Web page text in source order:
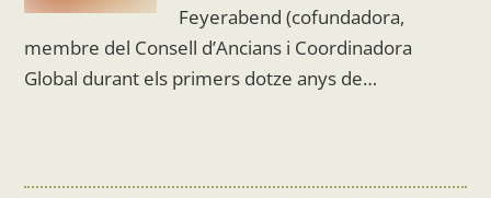
Feyerabend (cofundadora,
membre del Consell d’Ancians i Coordinadora
Global durant els primers dotze anys de…